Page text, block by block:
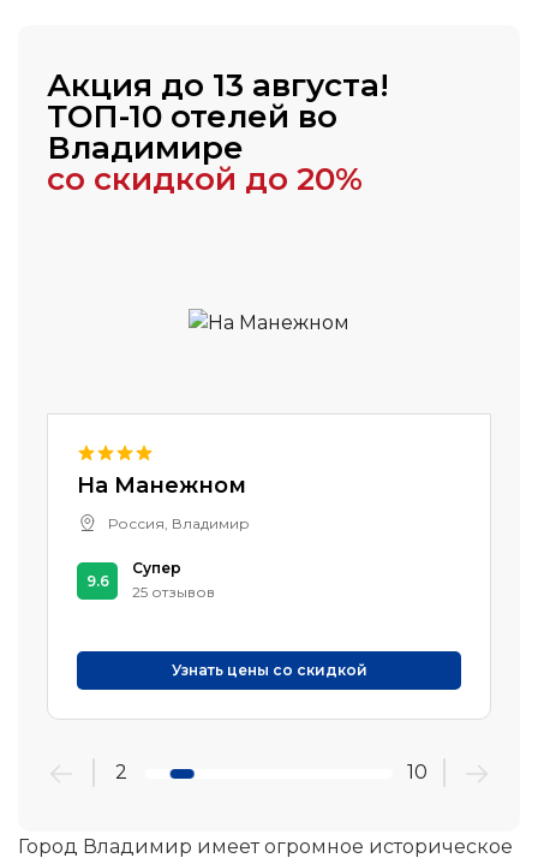
Акция до 13 августа!
ТОП-10 отелей во
Владимире
со скидкой до 20%
На Манежном
Россия, Владимир
9.6
Супер
25 отзывов
Узнать цены со скидкой
2 10
Город Владимир имеет огромное историческое